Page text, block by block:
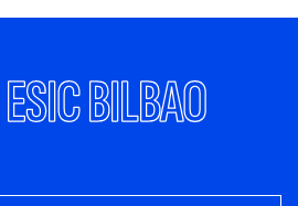
ESIC BILBAO